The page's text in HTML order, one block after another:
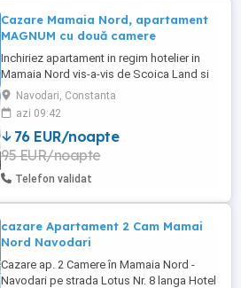
Cazare Mamaia Nord, apartament
MAGNUM cu două camere
Inchiriez apartament in regim hotelier in
Mamaia Nord vis-a-vis de Scoica Land si
complex Phoenicia, apartamentul are 1
dormitor, 1 living cu canapea extensibilă,
bucătărie utilată, baie și balcon. Dotări:
-2TV LCD de80cm si 100cm -frigider si
congelator -cuptor,plită aragaz -centrală
proprie -expresor ...
Navodari, Constanta
azi 09:42
76 EUR/noapte
95 EUR/noapte
Telefon validat
cazare Apartament 2 Cam Mamai
Nord Navodari
Cazare ap. 2 Camere în Mamaia Nord -
Navodari pe strada Lotus Nr. 8 langa Hotel